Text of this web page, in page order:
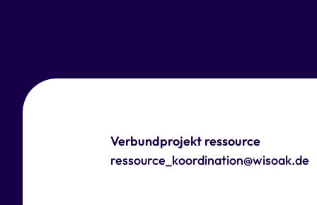
Verbundprojekt ressource
ressource_koordination@wisoak.de